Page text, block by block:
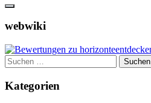
webwiki
Suchen
nach:
Kategorien